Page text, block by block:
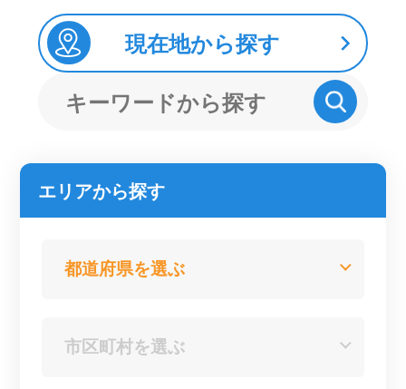
現在地から探す
エリアから探す